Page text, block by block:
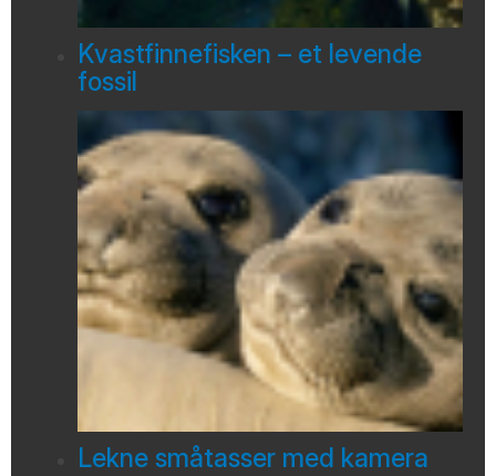
Kvastfinnefisken – et levende
fossil
Lekne småtasser med kamera